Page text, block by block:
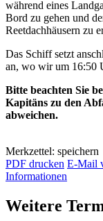
während eines
Bord zu gehen und
Reetdachhäusern zu
Das Schiff setzt
an, wo wir um 16:50
Bitte beachten Sie
Kapitäns zu den
abweichen.
Merkzettel: speichern
PDF drucken E-Mail
Informationen
Weitere